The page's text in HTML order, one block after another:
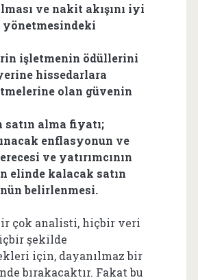
ve nakit akışını iyi
yönetmesindeki
işletmenin ödüllerini
hissedarlara
olan güvenin
alma fiyatı;
enflasyonun ve
ve yatırımcının
elinde kalacak satın
belirlenmesi.
çok analisti, hiçbir veri
şekilde
için, dayanılmaz bir
bırakacaktır. Fakat bu